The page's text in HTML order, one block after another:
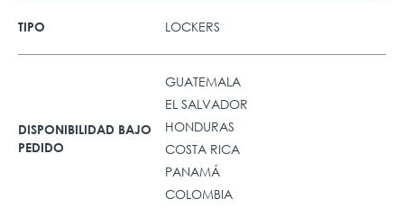
TIPO LOCKERS
DISPONIBILIDAD BAJO
PEDIDO
GUATEMALA
EL SALVADOR
HONDURAS
COSTA RICA
PANAMÁ
COLOMBIA